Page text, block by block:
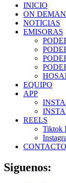
INICIO
ON
NOTICIAS
EMISORAS
EQUIPO
APP
REELS
Tiktok
CONTACTO
Siguenos: